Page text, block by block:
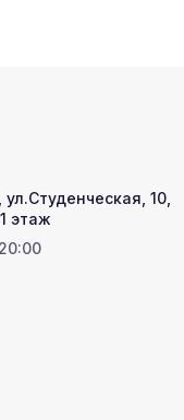
ул.Студенческая, 10,
этаж